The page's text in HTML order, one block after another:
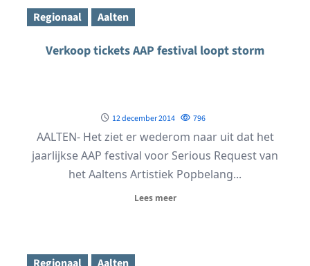
Regionaal Aalten
Verkoop tickets AAP festival loopt storm
12 december 2014 796
AALTEN- Het ziet er wederom naar uit dat het
jaarlijkse AAP festival voor Serious Request van
het Aaltens Artistiek Popbelang...
Lees meer